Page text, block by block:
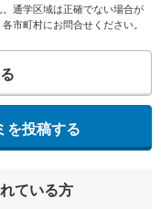
通学区域は正確でない場合が
市町村にお問合せください。
を投稿する
ている方